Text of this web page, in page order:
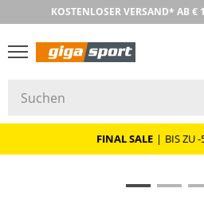
KOSTENLOSER VERSAND* AB €
30 TAGE
FINAL SALE | BIS ZU